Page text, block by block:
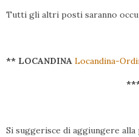
Tutti gli altri posti saranno
** LOCANDINA Locandina-
Si suggerisce di aggiungere